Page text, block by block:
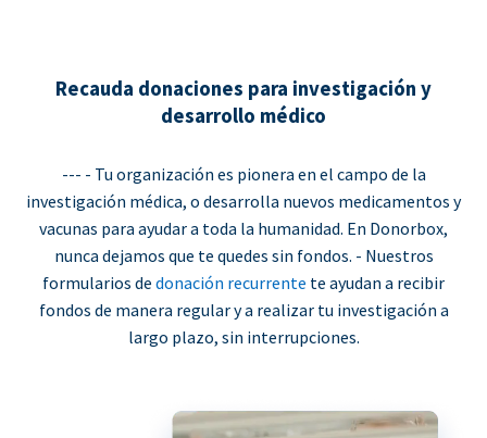
Recauda donaciones para investigación y
desarrollo médico
--- - Tu organización es pionera en el campo de la
investigación médica, o desarrolla nuevos medicamentos y
vacunas para ayudar a toda la humanidad. En Donorbox,
nunca dejamos que te quedes sin fondos. - Nuestros
formularios de donación recurrente te ayudan a recibir
fondos de manera regular y a realizar tu investigación a
largo plazo, sin interrupciones.